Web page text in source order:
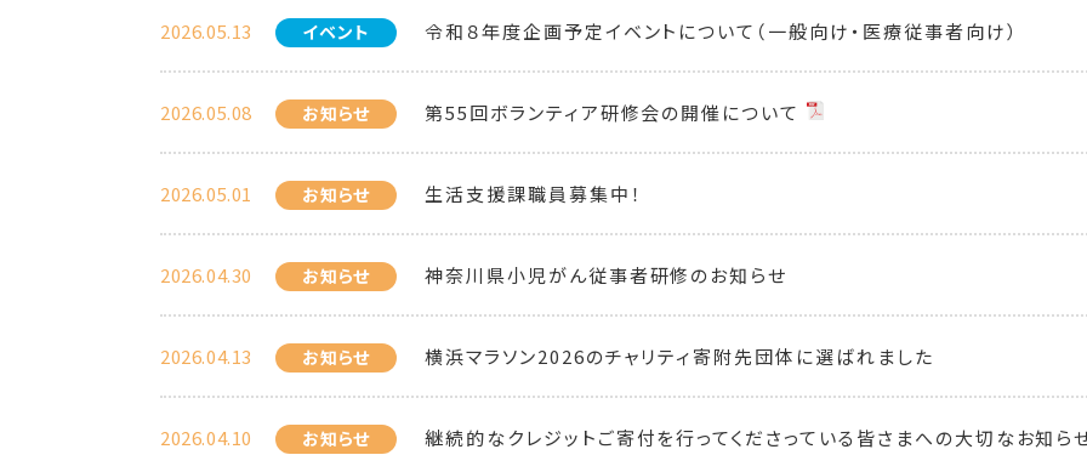
2026.05.13 イベント 令和８年度企画予定イベントについて（一般向け・医療従事者向け）
2026.05.08 お知らせ 第55回ボランティア研修会の開催について
2026.05.01 お知らせ 生活支援課職員募集中！
2026.04.30 お知らせ 神奈川県小児がん従事者研修のお知らせ
2026.04.13 お知らせ 横浜マラソン2026のチャリティ寄附先団体に選ばれました
2026.04.10 お知らせ 継続的なクレジットご寄付を行ってくださっている皆さまへの大切なお知ら